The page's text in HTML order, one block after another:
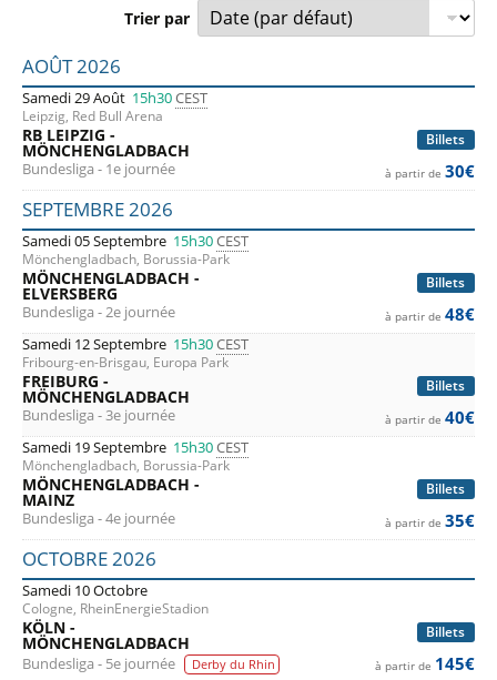
Trier par
Liste des prochains matchs : Borussia
AOÛT 2026
Samedi 29 Août 15h30CEST
Leipzig, Red Bull Arena
Billets
RB LEIPZIG -
MÖNCHENGLADBACH
Bundesliga - 1e journée à partir de 30€
SEPTEMBRE 2026
Samedi 05 Septembre 15h30CEST
Mönchengladbach, Borussia-Park
Billets
MÖNCHENGLADBACH -
ELVERSBERG
Bundesliga - 2e journée à partir de 48€
Samedi 12 Septembre 15h30CEST
Fribourg-en-Brisgau, Europa Park
Billets
FREIBURG -
MÖNCHENGLADBACH
Bundesliga - 3e journée à partir de 40€
Samedi 19 Septembre 15h30CEST
Mönchengladbach, Borussia-Park
Billets
MÖNCHENGLADBACH -
MAINZ
Bundesliga - 4e journée à partir de 35€
OCTOBRE 2026
Samedi 10 Octobre
Cologne, RheinEnergieStadion
Billets
KÖLN -
MÖNCHENGLADBACH
Bundesliga - 5e journée Derby du Rhin à partir de 145€